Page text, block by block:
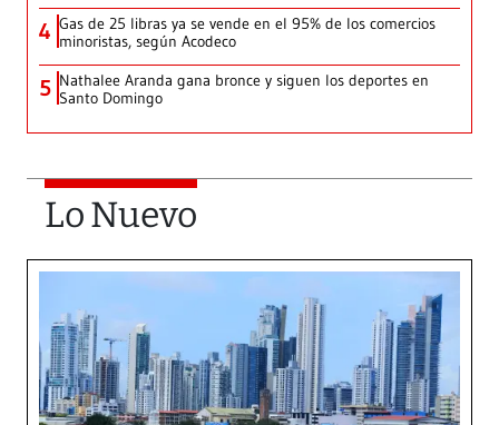
4 Gas de 25 libras ya se vende en el 95% de los comercios
minoristas, según Acodeco
5 Nathalee Aranda gana bronce y siguen los deportes en
Santo Domingo
Lo Nuevo